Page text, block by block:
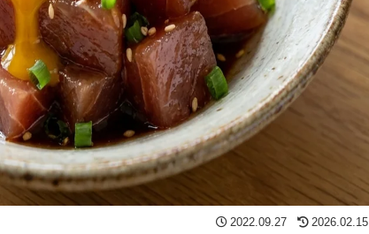
2022.09.27 2026.02.15